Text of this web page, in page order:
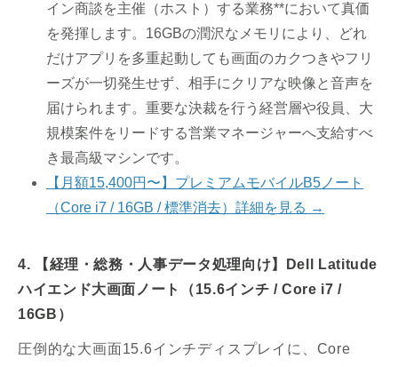
イン商談を主催（ホスト）する業務**において真価
を発揮します。16GBの潤沢なメモリにより、どれ
だけアプリを多重起動しても画面のカクつきやフリ
ーズが一切発生せず、相手にクリアな映像と音声を
届けられます。重要な決裁を行う経営層や役員、大
規模案件をリードする営業マネージャーへ支給すべ
き最高級マシンです。
【月額15,400円〜】プレミアムモバイルB5ノート
（Core i7 / 16GB / 標準消去）詳細を見る →
4. 【経理・総務・人事データ処理向け】Dell Latitude
ハイエンド大画面ノート（15.6インチ / Core i7 /
16GB）
圧倒的な大画面15.6インチディスプレイに、Core